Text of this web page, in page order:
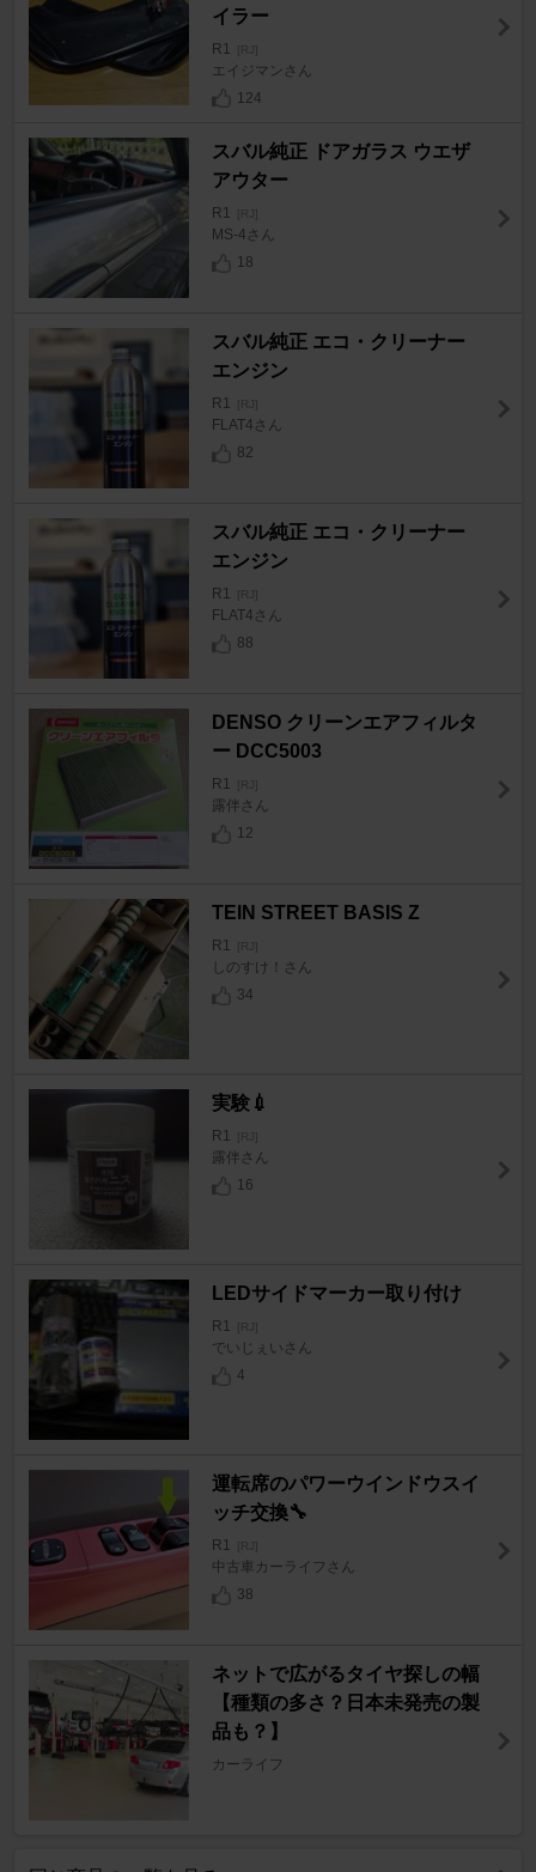
イラー
R1 [RJ]
エイジマンさん
124
スバル純正 ドアガラス ウエザ
アウター
R1 [RJ]
MS-4さん
18
スバル純正 エコ・クリーナー
エンジン
R1 [RJ]
FLAT4さん
82
スバル純正 エコ・クリーナー
エンジン
R1 [RJ]
FLAT4さん
88
DENSO クリーンエアフィルタ
ー DCC5003
R1 [RJ]
露伴さん
12
TEIN STREET BASIS Z
R1 [RJ]
しのすけ！さん
34
実験💉
R1 [RJ]
露伴さん
16
LEDサイドマーカー取り付け
R1 [RJ]
でいじぇいさん
4
運転席のパワーウインドウスイ
ッチ交換🔧
R1 [RJ]
中古車カーライフさん
38
ネットで広がるタイヤ探しの幅
【種類の多さ？日本未発売の製
品も？】
カーライフ